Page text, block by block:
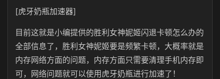
[虎牙奶瓶加速器]
目前这就是小编提供的胜利女神妮姬闪退卡顿怎么办的
全部信息了，胜利女神妮姬要是频繁卡顿，大概率就是
内存网络方面的问题，内存方面只需要清理手机内存即
可，网络问题就可以使用虎牙奶瓶进行加速了！